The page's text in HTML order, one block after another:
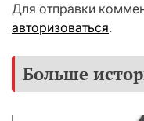
Для отправки
авторизоваться.
Больше